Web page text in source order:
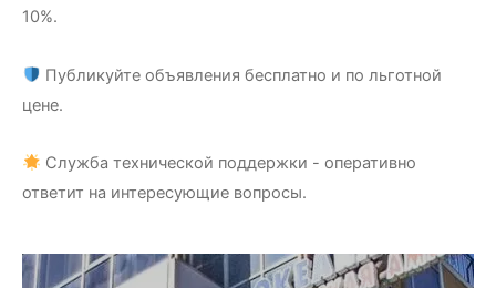
10%.
Публикуйте объявления бесплатно и по льготной
цене.
Служба технической поддержки - оперативно
ответит на интересующие вопросы.